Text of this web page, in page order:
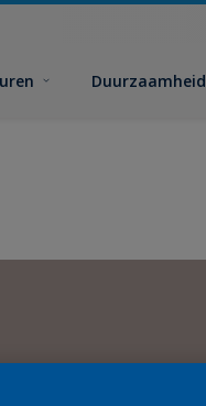
Duurzaamheid